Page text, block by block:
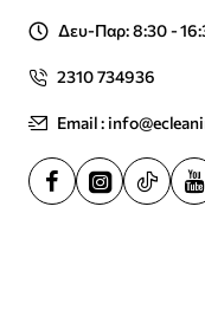
Δευ-Παρ: 8:30 -
2310 734936
Email :